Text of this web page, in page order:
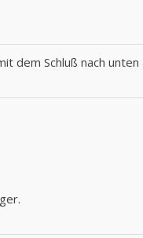
dem Schluß nach